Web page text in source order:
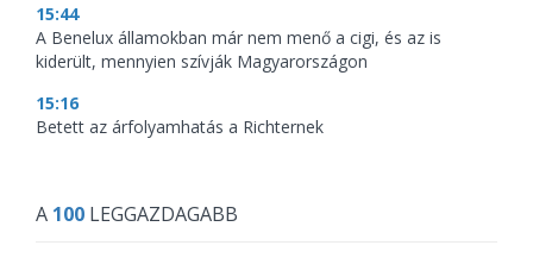
15:44
A Benelux államokban már nem menő a cigi, és az is
kiderült, mennyien szívják Magyarországon
15:16
Betett az árfolyamhatás a Richternek
A 100 LEGGAZDAGABB